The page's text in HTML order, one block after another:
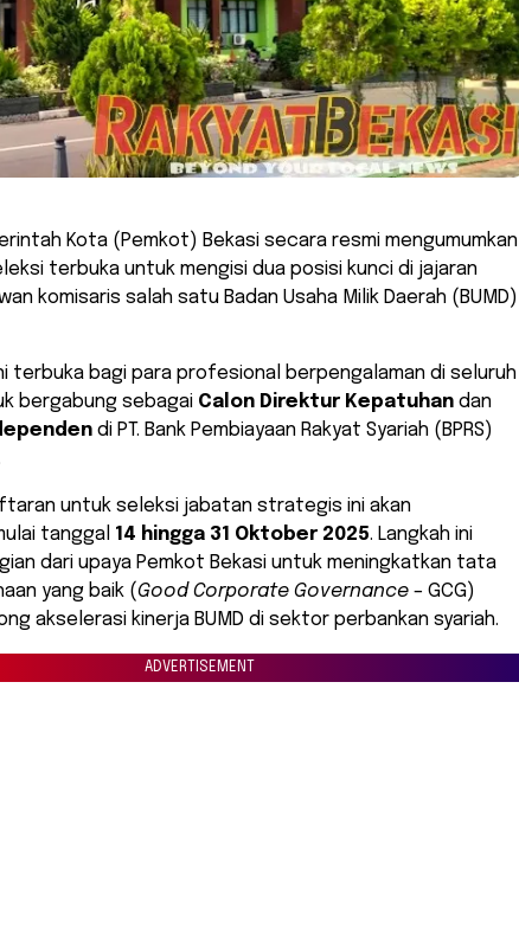
Kota (Pemkot) Bekasi secara resmi mengumumkan
terbuka untuk mengisi dua posisi kunci di jajaran
komisaris salah satu Badan Usaha Milik Daerah (BUMD)
terbuka bagi para profesional berpengalaman di seluruh
bergabung sebagai Calon Direktur Kepatuhan dan
di PT. Bank Pembiayaan Rakyat Syariah (BPRS)
untuk seleksi jabatan strategis ini akan
tanggal 14 hingga 31 Oktober 2025. Langkah ini
dari upaya Pemkot Bekasi untuk meningkatkan tata
yang baik (Good Corporate Governance – GCG)
akselerasi kinerja BUMD di sektor perbankan syariah.
ADVERTISEMENT